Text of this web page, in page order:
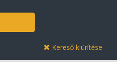
Kereső kiürítése